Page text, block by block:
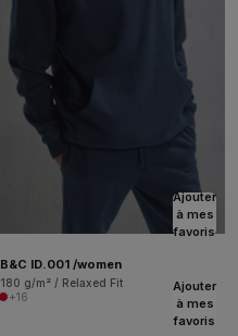
Ajouter
à mes
favoris
B&C ID.001 /women
180 g/m² / Relaxed Fit
+16
Ajouter
à mes
favoris